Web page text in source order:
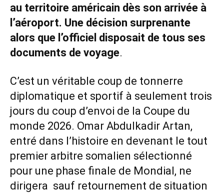
au territoire américain dès son arrivée à
l’aéroport. Une décision surprenante
alors que l’officiel disposait de tous ses
documents de voyage.
C’est un véritable coup de tonnerre
diplomatique et sportif à seulement trois
jours du coup d’envoi de la Coupe du
monde 2026. Omar Abdulkadir Artan,
entré dans l’histoire en devenant le tout
premier arbitre somalien sélectionné
pour une phase finale de Mondial, ne
dirigera sauf retournement de situation